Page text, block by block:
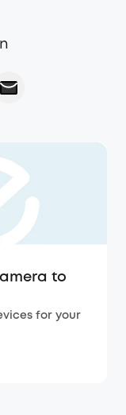
to
for your